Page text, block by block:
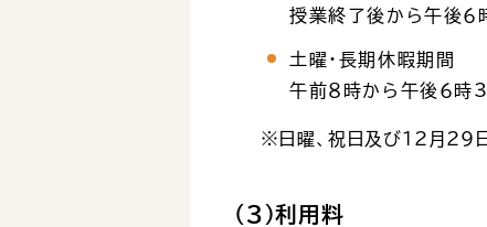
授業終了後から午後
土曜・長期休暇期間
午前８時から午後６時
※日曜、祝日及び12月29日
（３）利用料